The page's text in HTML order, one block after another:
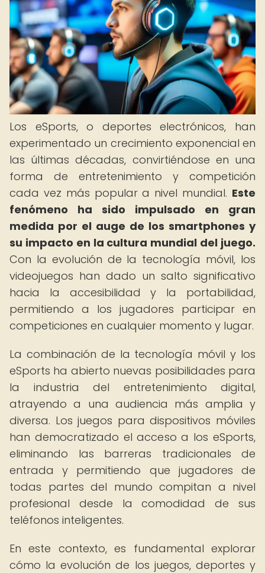
Los eSports, o deportes electrónicos, han
experimentado un crecimiento exponencial en
las últimas décadas, convirtiéndose en una
forma de entretenimiento y competición
cada vez más popular a nivel mundial. Este
fenómeno ha sido impulsado en gran
medida por el auge de los smartphones y
su impacto en la cultura mundial del juego.
Con la evolución de la tecnología móvil, los
videojuegos han dado un salto significativo
hacia la accesibilidad y la portabilidad,
permitiendo a los jugadores participar en
competiciones en cualquier momento y lugar.
La combinación de la tecnología móvil y los
eSports ha abierto nuevas posibilidades para
la industria del entretenimiento digital,
atrayendo a una audiencia más amplia y
diversa. Los juegos para dispositivos móviles
han democratizado el acceso a los eSports,
eliminando las barreras tradicionales de
entrada y permitiendo que jugadores de
todas partes del mundo compitan a nivel
profesional desde la comodidad de sus
teléfonos inteligentes.
En este contexto, es fundamental explorar
cómo la evolución de los juegos, deportes y